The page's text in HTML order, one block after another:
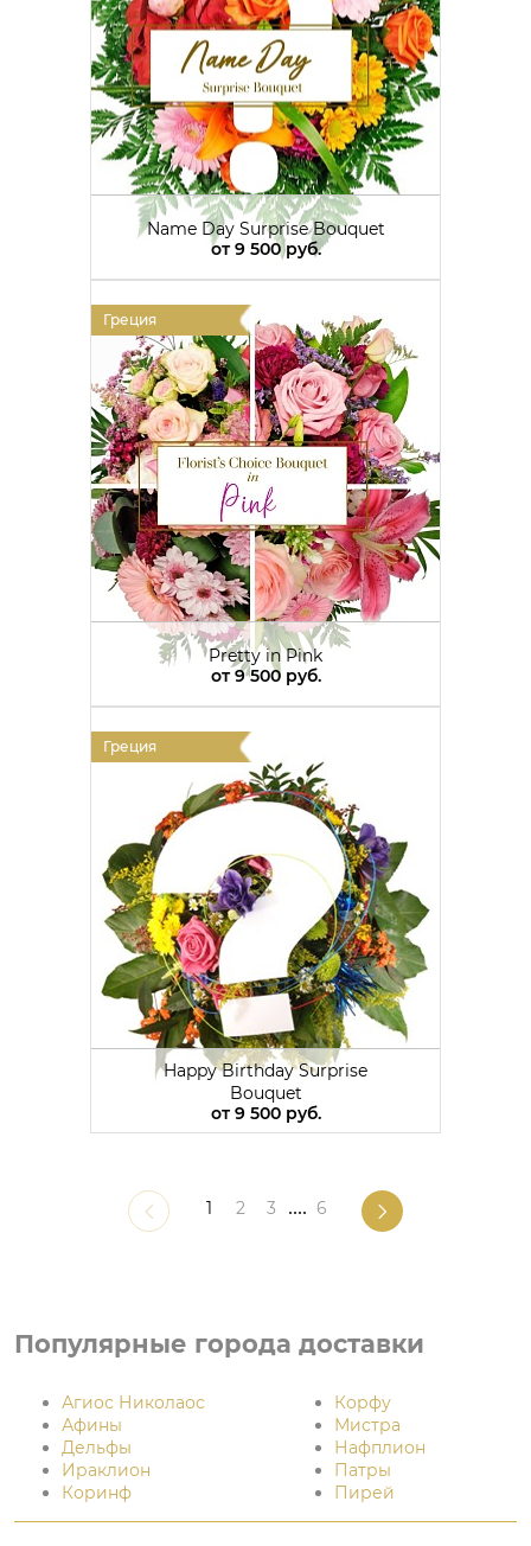
Name Day Surprise Bouquet
от9 500 руб.
Греция
Pretty in Pink
от9 500 руб.
Греция
Happy Birthday Surprise
Bouquet
от9 500 руб.
1 2 3 .... 6
Популярные города доставки
Агиос Николаос
Афины
Дельфы
Ираклион
Коринф
Корфу
Мистра
Нафплион
Патры
Пирей